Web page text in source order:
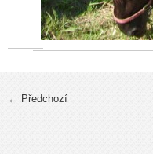
← Předchozí